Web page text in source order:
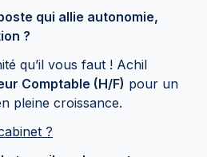
qui allie autonomie,
?
qu’il vous faut ! Achil
Comptable (H/F) pour un
pleine croissance.
?